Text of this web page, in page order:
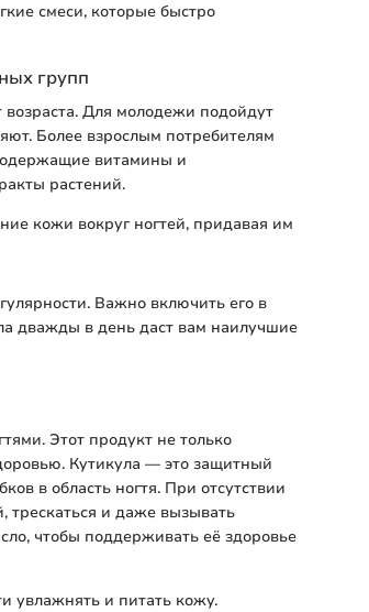
смеси, которые быстро
групп
Для молодежи подойдут
Более взрослым потребителям
витамины и
растений.
кожи вокруг ногтей, придавая им
Важно включить его в
дважды в день даст вам наилучшие
Этот продукт не только
Кутикула — это защитный
в область ногтя. При отсутствии
трескаться и даже вызывать
чтобы поддерживать её здоровье
увлажнять и питать кожу.